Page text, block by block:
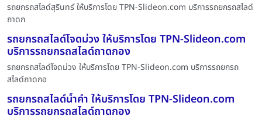
รถยกรถสไลด์สุรินทร์ ให้บริการโดย TPN-Slideon.com บริการรถยกรถสไลด์
ถาดก
รถยกรถสไลด์โจดม่วง ให้บริการโดย TPN-Slideon.com
บริการรถยกรถสไลด์ถาดกอง
รถยกรถสไลด์โจดม่วง ให้บริการโดย TPN-Slideon.com บริการรถยกรถ
สไลด์ถาดกอ
รถยกรถสไลด์น้ำคำ ให้บริการโดย TPN-Slideon.com
บริการรถยกรถสไลด์ถาดกอง